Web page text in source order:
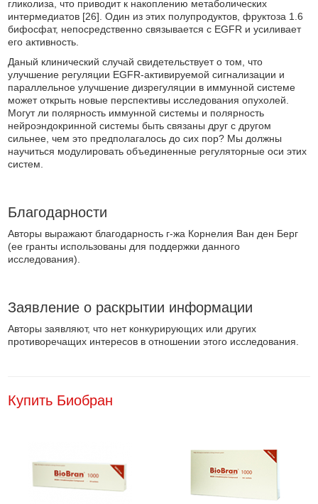
гликолиза, что приводит к накоплению метаболических
интермедиатов [26]. Один из этих полупродуктов, фруктоза 1.6
бифосфат, непосредственно связывается с EGFR и усиливает
его активность.
Даный клинический случай свидетельствует о том, что
улучшение регуляции EGFR-активируемой сигнализации и
параллельное улучшение дизрегуляции в иммунной системе
может открыть новые перспективы исследования опухолей.
Могут ли полярность иммунной системы и полярность
нейроэндокринной системы быть связаны друг с другом
сильнее, чем это предполагалось до сих пор? Мы должны
научиться модулировать объединенные регуляторные оси этих
систем.
Благодарности
Авторы выражают благодарность г-жа Корнелия Ван ден Берг
(ее гранты использованы для поддержки данного
исследования).
Заявление о раскрытии информации
Авторы заявляют, что нет конкурирующих или других
противоречащих интересов в отношении этого исследования.
Купить Биобран